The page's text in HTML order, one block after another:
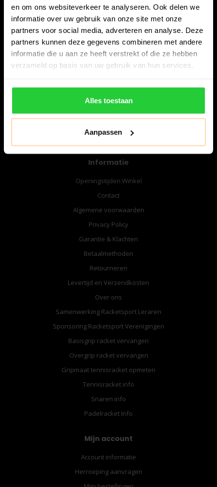
en om ons websiteverkeer te analyseren. Ook delen we
informatie over uw gebruik van onze site met onze
partners voor social media, adverteren en analyse. Deze
partners kunnen deze gegevens combineren met andere
informatie die u aan ze heeft verstrekt of die ze hebben
verzameld op basis van uw gebruik van hun services.
Alles toestaan
Aanpassen
Snijdersstraat 6
8224 AA Lelystad
Nederland
Informatie
Openingstijden Winkel
Contact
Algemene voorwaarden
Privacy Policy
Garantie & Klachten
Betaalmethoden
Retourneren
Levertijd en Verzendkosten
Over ons
Samenwerking Racketsport Leraren
Sponsoring Racketsport Verenigingen
Basisgrip racket vervangen
Overgrip racket vervangen
Gripmaat tennisracket opmeten
Tennisracket info
Snaren info
Padelracket Info
Mijn account
Account informatie
Herroeping aanvragen